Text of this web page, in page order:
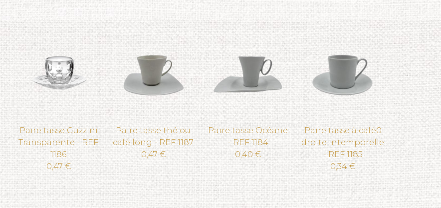
Paire tasse Guzzini
Transparente - REF
1186
0,47 €
Paire tasse thé ou
café long - REF 1187
0,47 €
Paire tasse Océane
- REF 1184
0,40 €
Paire tasse à café0
droite Intemporelle
- REF 1185
0,34 €